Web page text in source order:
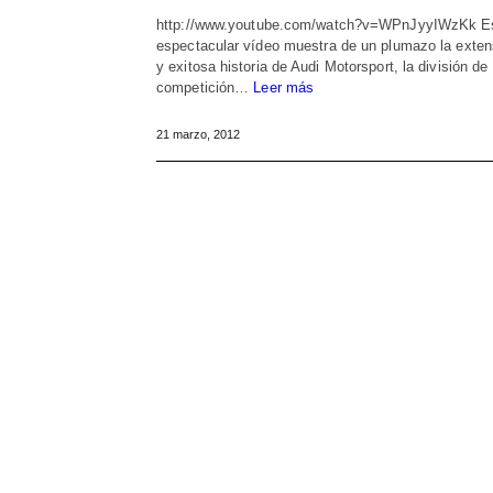
http://www.youtube.com/watch?v=WPnJyyIWzKk
espectacular vídeo muestra de un plumazo la
y exitosa historia de Audi Motorsport, la división de
competición…
Leer más
21 marzo, 2012